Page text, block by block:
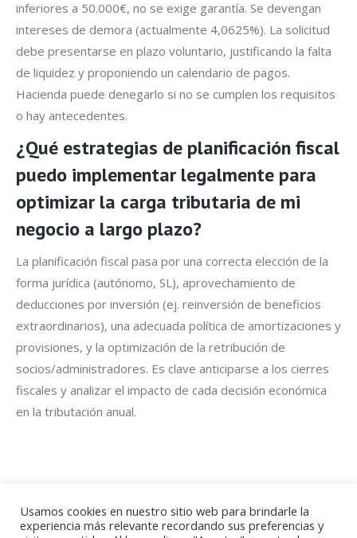
inferiores a 50.000€, no se exige garantía. Se devengan
intereses de demora (actualmente 4,0625%). La solicitud
debe presentarse en plazo voluntario, justificando la falta
de liquidez y proponiendo un calendario de pagos.
Hacienda puede denegarlo si no se cumplen los requisitos
o hay antecedentes.
¿Qué estrategias de planificación fiscal
puedo implementar legalmente para
optimizar la carga tributaria de mi
negocio a largo plazo?
La planificación fiscal pasa por una correcta elección de la
forma jurídica (autónomo, SL), aprovechamiento de
deducciones por inversión (ej. reinversión de beneficios
extraordinarios), una adecuada política de amortizaciones y
provisiones, y la optimización de la retribución de
socios/administradores. Es clave anticiparse a los cierres
fiscales y analizar el impacto de cada decisión económica
en la tributación anual.
Usamos cookies en nuestro sitio web para brindarle la
experiencia más relevante recordando sus preferencias y